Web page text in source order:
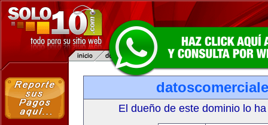
El dueño de este dominio lo